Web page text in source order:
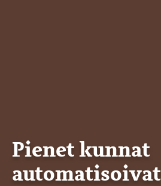
Pienet kunnat
automatisoivat